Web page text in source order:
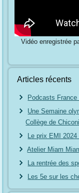
Vidéo enregistrée
Articles récents
Podcasts
Une Semaine
Collège de
Le prix EMI
Atelier Miam
La rentrée des
Les 5e sur les